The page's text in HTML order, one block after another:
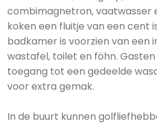
combimagnetron, vaatwasser
koken een fluitje van een cent
badkamer is voorzien van een
wastafel, toilet en föhn.
toegang tot een gedeelde
voor extra gemak.
In de buurt kunnen